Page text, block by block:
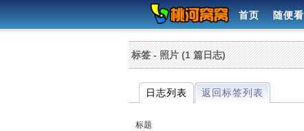
首页 随便
标签 - 照片 (1 篇日志)
日志列表 返回标签列表
标题